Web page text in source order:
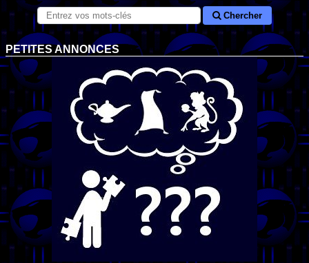
Chercher
PETITES ANNONCES